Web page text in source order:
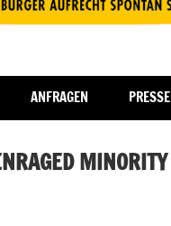
ANFRAGEN PRESSE
MINORITY